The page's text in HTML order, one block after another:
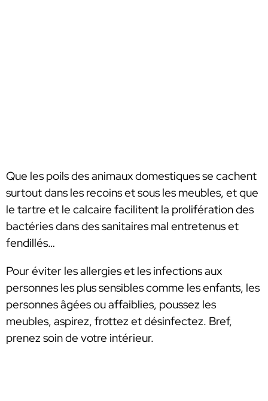
Que les poils des animaux domestiques se cachent
surtout dans les recoins et sous les meubles, et que
le tartre et le calcaire facilitent la prolifération des
bactéries dans des sanitaires mal entretenus et
fendillés…
Pour éviter les allergies et les infections aux
personnes les plus sensibles comme les enfants, les
personnes âgées ou affaiblies, poussez les
meubles, aspirez, frottez et désinfectez. Bref,
prenez soin de votre intérieur.